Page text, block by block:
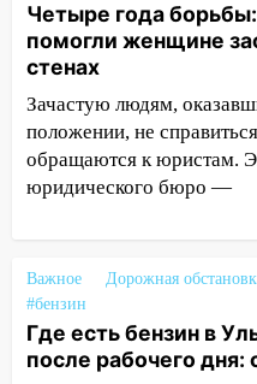
12:28 Миллион на
Ульяновской
провернул хитрую
проездными
12:10 Ульяновский
120 тысяч долга
области
11:30
2027 года импорт,
бензина Евро 2,
Четыре года
помогли женщине
стенах
Зачастую людям,
положении, не
обращаются к юристам.
юридического бюро —
Важное Дорожная
#бензин
Где есть бензин в
после рабочего дня: